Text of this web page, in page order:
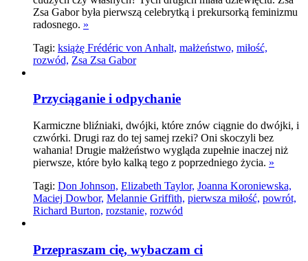
Zsa Gabor była pierwszą celebrytką i prekursorką feminizmu
radosnego. »
Tagi: książę Frédéric von Anhalt, małżeństwo, miłość,
rozwód, Zsa Zsa Gabor
Przyciąganie i odpychanie
Karmiczne bliźniaki, dwójki, które znów ciągnie do dwójki, i
czwórki. Drugi raz do tej samej rzeki? Oni skoczyli bez
wahania! Drugie małżeństwo wygląda zupełnie inaczej niż
pierwsze, które było kalką tego z poprzedniego życia. »
Tagi: Don Johnson, Elizabeth Taylor, Joanna Koroniewska,
Maciej Dowbor, Melannie Griffith, pierwsza miłość, powrót,
Richard Burton, rozstanie, rozwód
Przepraszam cię, wybaczam ci